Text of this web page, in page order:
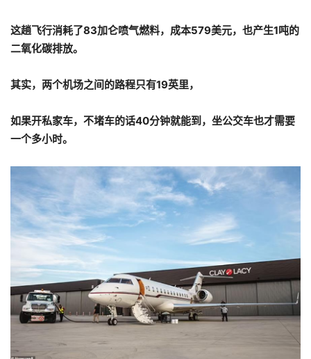
这趟飞行消耗了83加仑喷气燃料，成本579美元，也产生1吨的
二氧化碳排放。
其实，两个机场之间的路程只有19英里，
如果开私家车，不堵车的话40分钟就能到，坐公交车也才需要
一个多小时。